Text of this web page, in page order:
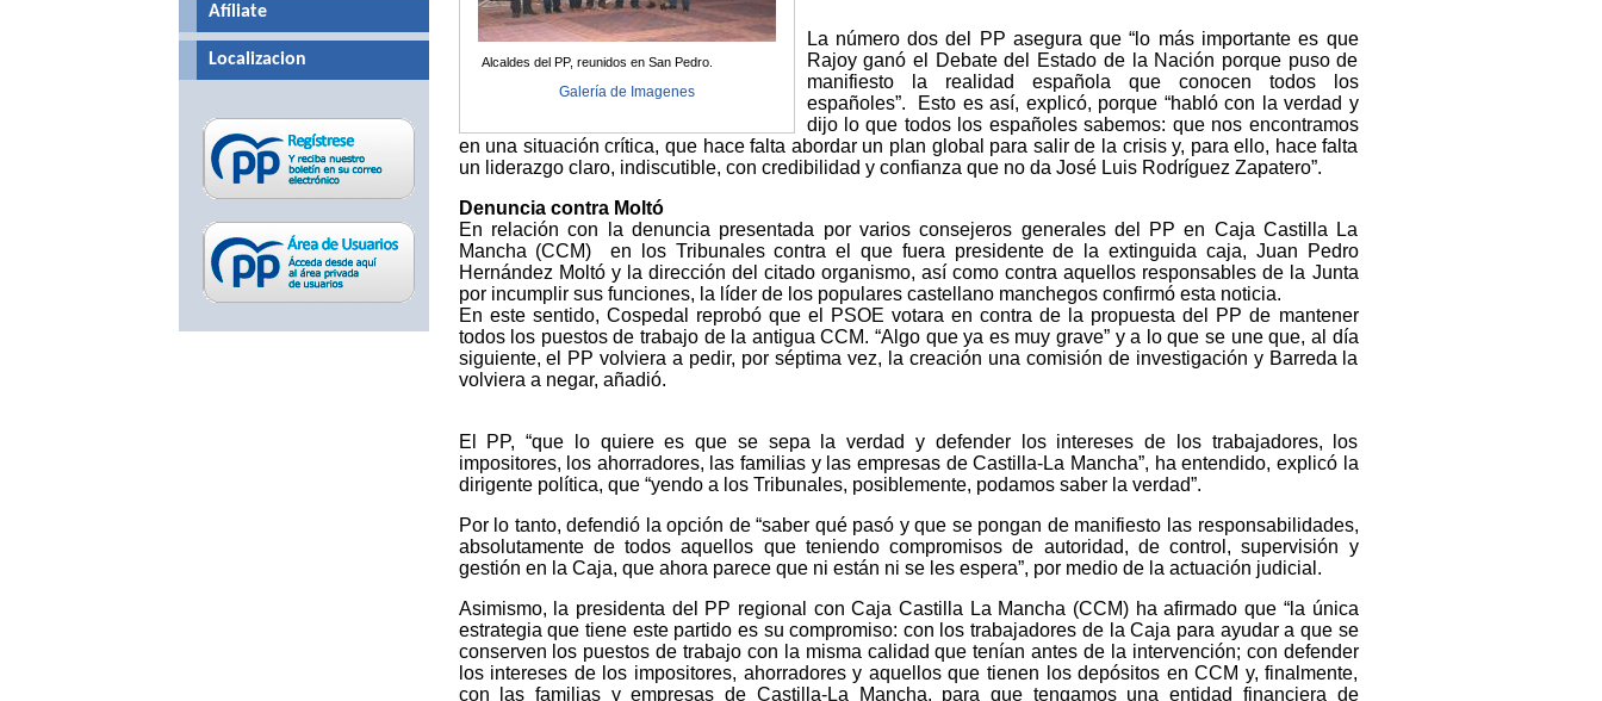
Alcaldes del PP, reunidos en San Pedro.
Galería de Imagenes
La número dos del PP asegura que “lo más importante es que
Rajoy ganó el Debate del Estado de la Nación porque puso de
manifiesto la realidad española que conocen todos los
españoles”. Esto es así, explicó, porque “habló con la verdad y
dijo lo que todos los españoles sabemos: que nos encontramos
en una situación crítica, que hace falta abordar un plan global para salir de la crisis y, para ello, hace falta
un liderazgo claro, indiscutible, con credibilidad y confianza que no da José Luis Rodríguez Zapatero”.
Denuncia contra Moltó
En relación con la denuncia presentada por varios consejeros generales del PP en Caja Castilla La
Mancha (CCM) en los Tribunales contra el que fuera presidente de la extinguida caja, Juan Pedro
Hernández Moltó y la dirección del citado organismo, así como contra aquellos responsables de la Junta
por incumplir sus funciones, la líder de los populares castellano manchegos confirmó esta noticia.
En este sentido, Cospedal reprobó que el PSOE votara en contra de la propuesta del PP de mantener
todos los puestos de trabajo de la antigua CCM. “Algo que ya es muy grave” y a lo que se une que, al día
siguiente, el PP volviera a pedir, por séptima vez, la creación una comisión de investigación y Barreda la
volviera a negar, añadió.
El PP, “que lo quiere es que se sepa la verdad y defender los intereses de los trabajadores, los
impositores, los ahorradores, las familias y las empresas de Castilla-La Mancha”, ha entendido, explicó la
dirigente política, que “yendo a los Tribunales, posiblemente, podamos saber la verdad”.
Por lo tanto, defendió la opción de “saber qué pasó y que se pongan de manifiesto las responsabilidades,
absolutamente de todos aquellos que teniendo compromisos de autoridad, de control, supervisión y
gestión en la Caja, que ahora parece que ni están ni se les espera”, por medio de la actuación judicial.
Asimismo, la presidenta del PP regional con Caja Castilla La Mancha (CCM) ha afirmado que “la única
estrategia que tiene este partido es su compromiso: con los trabajadores de la Caja para ayudar a que se
conserven los puestos de trabajo con la misma calidad que tenían antes de la intervención; con defender
los intereses de los impositores, ahorradores y aquellos que tienen los depósitos en CCM y, finalmente,
con las familias y empresas de Castilla-La Mancha, para que tengamos una entidad financiera de
Afíliate
Localizacion